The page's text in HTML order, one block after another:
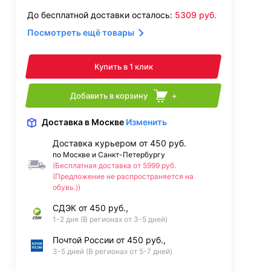
До бесплатной доставки осталось: 5309 руб.
Посмотреть ещё товары
Купить в 1 клик
Добавить в корзину +
Доставка в Москве Изменить
Доставка курьером от 450 руб.
по Москве и Санкт-Петербургу
(Бесплатная доставка от 5999 руб.
(Предложение не распространяется на
обувь.))
СДЭК от 450 руб.,
1-2 дня (В регионах от 3-5 дней)
Почтой России от 450 руб.,
3-5 дней (В регионах от 5-7 дней)